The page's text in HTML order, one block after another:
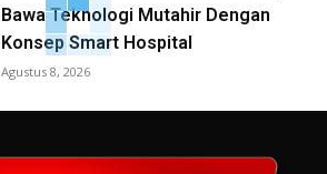
Bawa Teknologi Mutahir Dengan
Konsep Smart Hospital
Agustus 8, 2026